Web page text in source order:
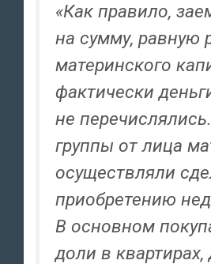
«Как правило,
на сумму, равную
материнского
фактически
не
группы от лица
осуществляли
приобретению
В основном
доли в